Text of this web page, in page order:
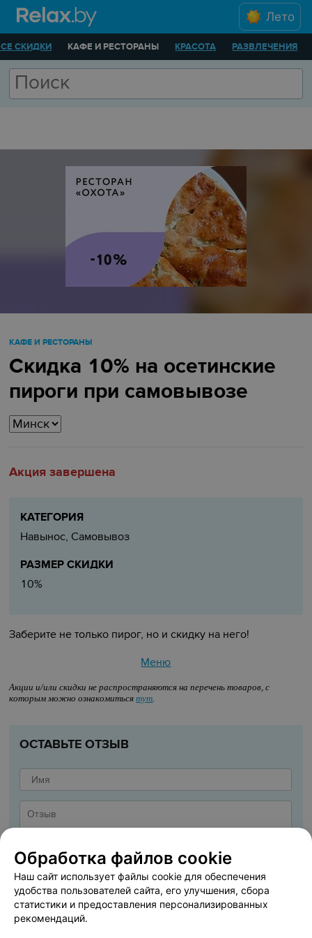
Лето
СКИДКИ КАФЕ И РЕСТОРАНЫ КРАСОТА РАЗВЛЕЧЕНИЯ
КАФЕ И РЕСТОРАНЫ
Скидка 10% на осетинские
пироги при самовывозе
Акция завершена
КАТЕГОРИЯ
Навынос, Самовывоз
РАЗМЕР СКИДКИ
10%
Заберите не только пирог, но и скидку на него!
Меню
Акции и/или скидки не распространяются на перечень товаров, с
которым можно ознакомитьсятут.
ОСТАВЬТЕ ОТЗЫВ
Обработка файлов cookie
Наш сайт использует файлы cookie для обеспечения
удобства пользователей сайта, его улучшения, сбора
статистики и предоставления персонализированных
рекомендаций.